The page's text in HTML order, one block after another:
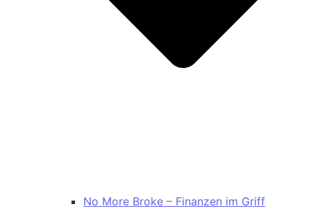
No More Broke – Finanzen im Griff